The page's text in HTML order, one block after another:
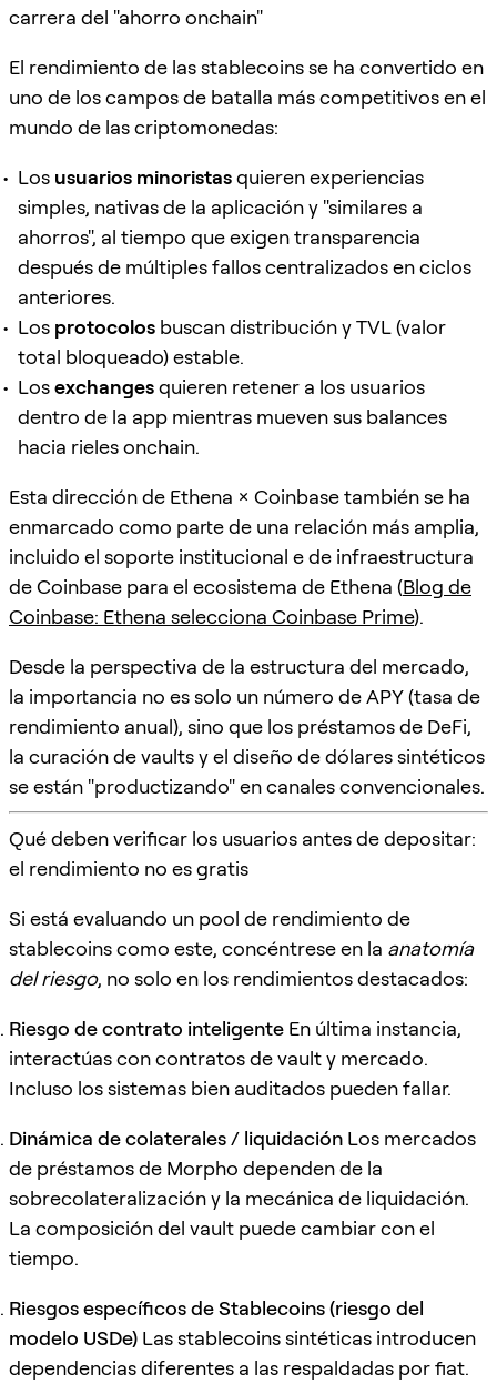
carrera del "ahorro onchain"
El rendimiento de las stablecoins se ha convertido en
uno de los campos de batalla más competitivos en el
mundo de las criptomonedas:
Los usuarios minoristasquieren experiencias
simples, nativas de la aplicación y "similares a
ahorros", al tiempo que exigen transparencia
después de múltiples fallos centralizados en ciclos
anteriores.
Los protocolos buscan distribución y TVL (valor
total bloqueado) estable.
Losexchangesquieren retener a los usuarios
dentro de la app mientras mueven sus balances
hacia rieles onchain.
Esta dirección de Ethena × Coinbase también se ha
enmarcado como parte de una relación más amplia,
incluido el soporte institucional e de infraestructura
de Coinbase para el ecosistema de Ethena (Blog de
Coinbase: Ethena selecciona Coinbase Prime).
Desde la perspectiva de la estructura del mercado,
la importancia no es solo un número de APY (tasa de
rendimiento anual), sino que los préstamos de DeFi,
la curación de vaults y el diseño de dólares sintéticos
se están "productizando" en canales convencionales.
Qué deben verificar los usuarios antes de depositar:
el rendimiento no es gratis
Si está evaluando un pool de rendimiento de
stablecoins como este, concéntrese en la anatomía
del riesgo, no solo en los rendimientos destacados:
Riesgo de contrato inteligente En última instancia,
interactúas con contratos de vault y mercado.
Incluso los sistemas bien auditados pueden fallar.
Dinámica de colaterales / liquidación Los mercados
de préstamos de Morpho dependen de la
sobrecolateralización y la mecánica de liquidación.
La composición del vault puede cambiar con el
tiempo.
Riesgos específicos de Stablecoins (riesgo del
modelo USDe) Las stablecoins sintéticas introducen
dependencias diferentes a las respaldadas por fiat.